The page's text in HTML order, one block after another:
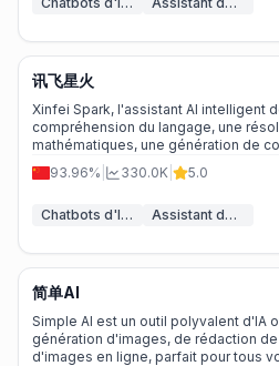
讯飞星火
Xinfei Spark, l'assistant AI intelligent
compréhension du langage, une
mathématiques, une génération de
stables sur plusieurs tours, idéal pour
développeurs, et les professionnels.
93.96% 330.0K 5.0
Chatbots d'IA & LLM Assistant de Devoirs
简单AI
Simple AI est un outil polyvalent d'IA
génération d'images, de rédaction
d'images en ligne, parfait pour tous